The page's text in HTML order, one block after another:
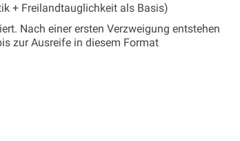
+ Freilandtauglichkeit als Basis)
Nach einer ersten Verzweigung entstehen
zur Ausreife in diesem Format